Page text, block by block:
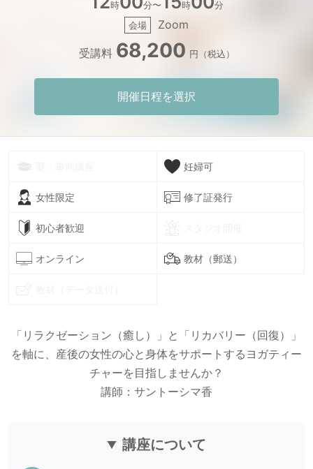
時 分〜 時
分
会場
Zoom
受講料 68,200 円（税込）
開催日程を選択
妊婦可
女性限定 修了証発行
初心者歓迎
オンライン 教材（郵送）
「リラクゼーション（癒し）」と「リカバリー（回復）」
を軸に、産後の女性の心と身体をサポートするヨガティー
チャーを目指しませんか？
講師：サントーシマ香
講座について